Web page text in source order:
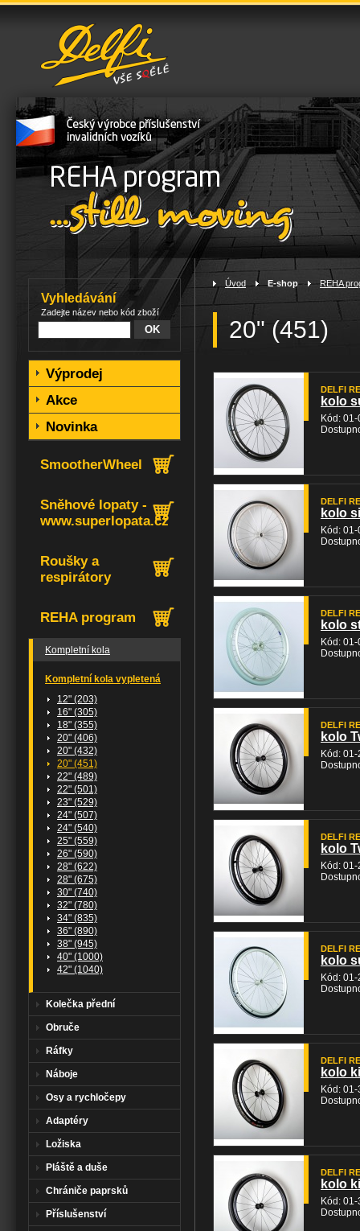
Úvod > E-shop> REHA
20" (451)
DELFI
kolo
Kód:
DELFI
kolo
Kód:
DELFI
kolo
Kód:
DELFI
kolo
Kód:
DELFI
kolo
Kód:
DELFI
kolo
Kód:
DELFI
kolo
Kód:
DELFI
kolo
Kód:
Vyhledávání
Zadejte název nebo kód zboží
Výprodej
Akce
Novinka
SmootherWheel
Sněhové lopaty -
www.superlopata.cz
Roušky a
respirátory
REHA program
Kompletní kola
Kompletní kola vypletená
12" (203)
16" (305)
18" (355)
20" (406)
20" (432)
20" (451)
22" (489)
22" (501)
23" (529)
24" (507)
24" (540)
25" (559)
26" (590)
28" (622)
28" (675)
30" (740)
32" (780)
34" (835)
36" (890)
38" (945)
40" (1000)
42" (1040)
Kolečka přední
Obruče
Ráfky
Náboje
Osy a rychločepy
Adaptéry
Ložiska
Pláště a duše
Chrániče paprsků
Příslušenství